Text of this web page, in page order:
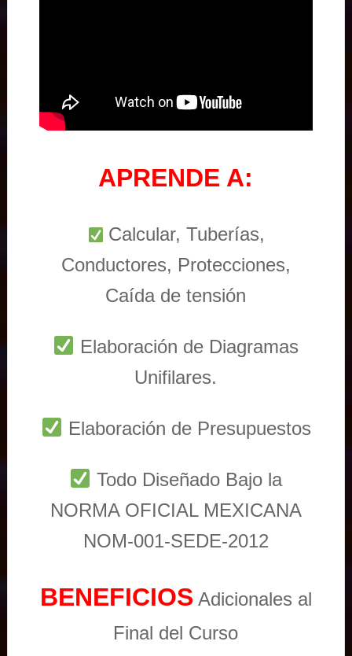
APRENDE A:
Calcular, Tuberías,
Conductores, Protecciones,
Caída de tensión
Elaboración de Diagramas
Unifilares.
Elaboración de Presupuestos
Todo Diseñado Bajo la
NORMA OFICIAL MEXICANA
NOM-001-SEDE-2012
BENEFICIOS Adicionales al
Final del Curso